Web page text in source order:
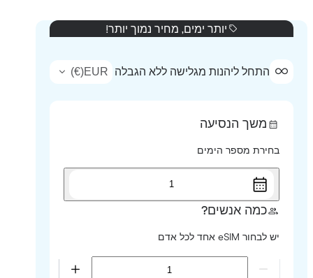
יותר ימים, מחיר נמוך יותר!
התחל ליהנות מגלישה ללא הגבלה EUR
€
)
משך הנסיעה
בחירת מספר הימים
כמה אנשים?
יש לבחור eSIM אחד לכל אדם